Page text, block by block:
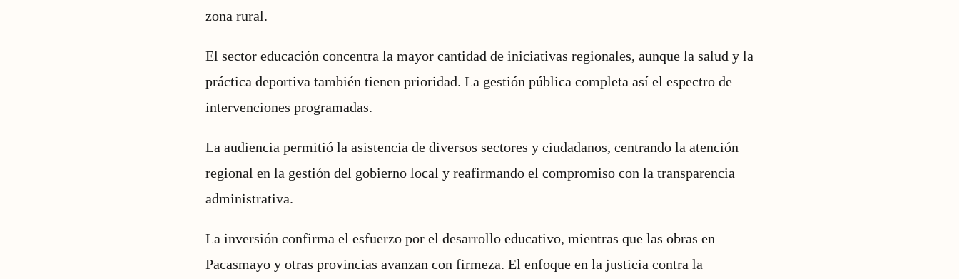
zona rural.
El sector educación concentra la mayor cantidad de iniciativas regionales, aunque la salud y la
práctica deportiva también tienen prioridad. La gestión pública completa así el espectro de
intervenciones programadas.
La audiencia permitió la asistencia de diversos sectores y ciudadanos, centrando la atención
regional en la gestión del gobierno local y reafirmando el compromiso con la transparencia
administrativa.
La inversión confirma el esfuerzo por el desarrollo educativo, mientras que las obras en
Pacasmayo y otras provincias avanzan con firmeza. El enfoque en la justicia contra la